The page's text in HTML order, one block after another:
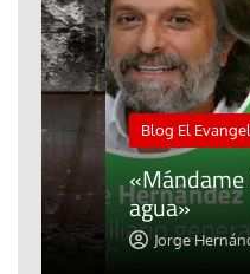
Blog El Evangelio del
«Mándame ir
agua»
Jorge Hernández